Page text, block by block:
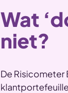
Wat
niet?
De Risicometer